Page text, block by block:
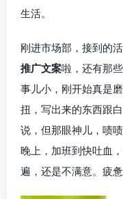
生活。
刚进市场部，接到的
推广文案啦，还有那些
事儿小，刚开始真是
扭，写出来的东西跟
说，但那眼神儿，啧
晚上，加班到快吐血
遍，还是不满意。疲